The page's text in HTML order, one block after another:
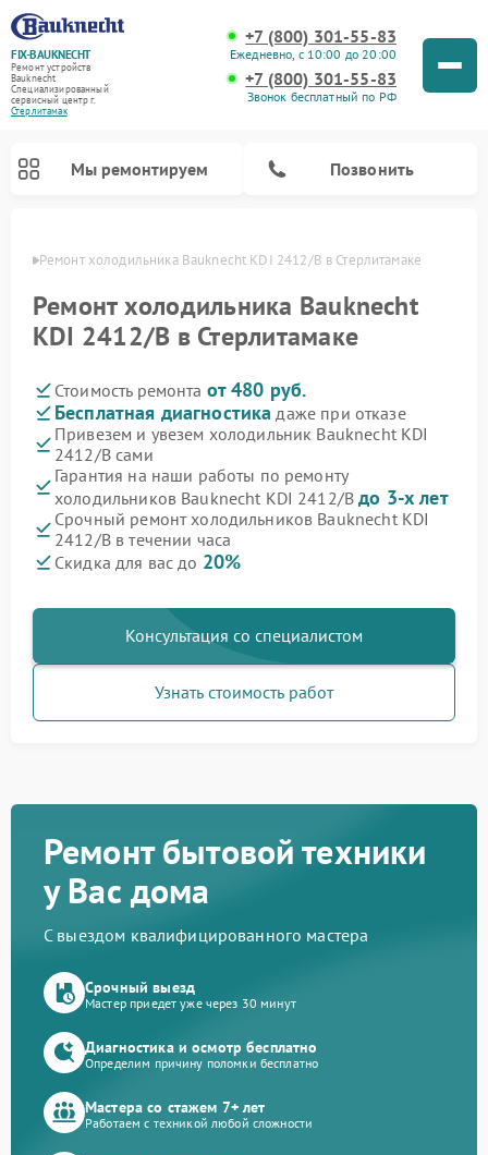
FIX-BAUKNECHT
Ремонт устройств
Bauknecht
Специализированный
cервисный центр г.
Стерлитамак
+7 (800) 301-55-83
Ежедневно, с 10:00 до 20:00
+7 (800) 301-55-83
Звонок бесплатный по РФ
Мы ремонтируем Позвонить
Ремонт холодильника Bauknecht KDI 2412/B в Стерлитамаке
Ремонт холодильника Bauknecht
KDI 2412/B в Стерлитамаке
Стоимость ремонта от 480 руб.
Бесплатная диагностика даже при отказе
Привезем и увезем холодильник Bauknecht KDI
2412/B сами
Гарантия на наши работы по ремонту
холодильников Bauknecht KDI 2412/Bдо 3-х лет
Срочный ремонт холодильников Bauknecht KDI
2412/B в течении часа
Скидка для вас до 20%
Консультация со специалистом
Узнать стоимость работ
Ремонт бытовой техники
у Вас дома
С выездом квалифицированного мастера
Срочный выезд
Мастер приедет уже через 30 минут
Диагностика и осмотр бесплатно
Определим причину поломки бесплатно
Мастера со стажем 7+ лет
Работаем с техникой любой сложности